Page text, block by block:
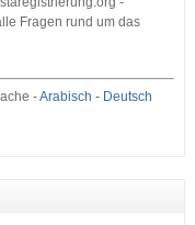
Fragen rund um das
-Arabisch - Deutsch